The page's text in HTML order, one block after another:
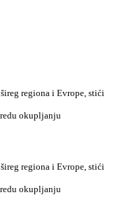
regiona i Evrope, stići
okupljanju
regiona i Evrope, stići
okupljanju